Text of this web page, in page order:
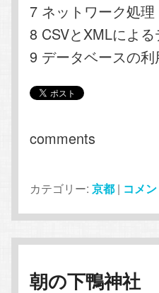
7 ネットワーク処理
8 CSVとXMLによ
9 データベースの利
comments
カテゴリー: 京都 | コメ
朝の下鴨神社